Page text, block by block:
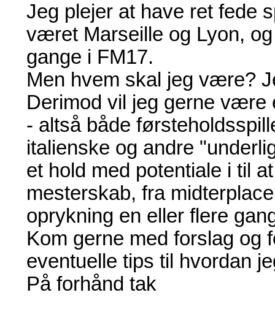
Jeg plejer at have ret fede
været Marseille og Lyon,
gange i FM17.
Men hvem skal jeg være?
Derimod vil jeg gerne være
- altså både
italienske og andre
et hold med potentiale i til
mesterskab, fra
oprykning en eller flere
Kom gerne med forslag og
eventuelle tips til hvordan
På forhånd tak